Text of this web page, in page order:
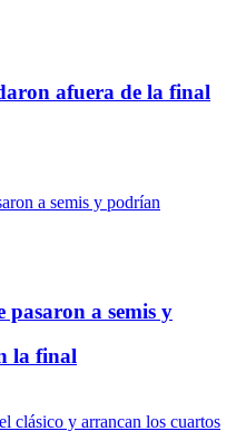
afuera de la final
a semis y
la final